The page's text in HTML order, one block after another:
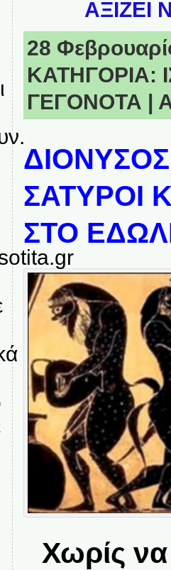
ΑΞΙΖΕΙ
28
ΚΑΤΗΓΟΡΙΑ:
ΓΕΓΟΝΟΤΑ |
ΣΑΤΥΡΟΙ
ΣΤΟ
Χωρίς